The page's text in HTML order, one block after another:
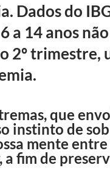
Dados do
a 14 anos
2º trimestre,
que
instinto de
mente
fim de